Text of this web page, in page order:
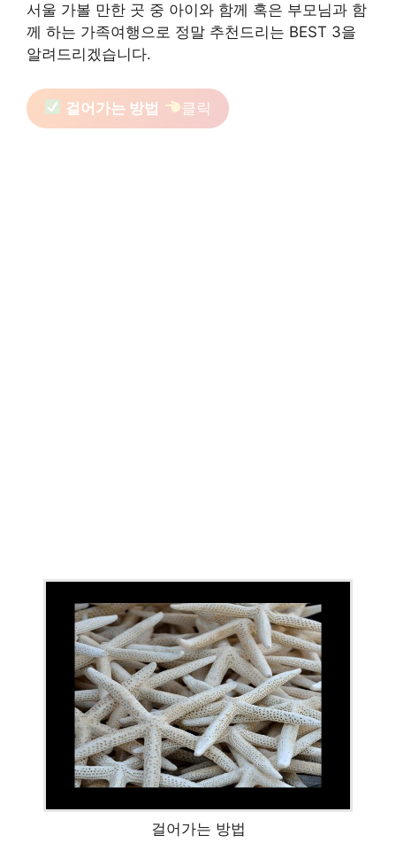
서울 가볼 만한 곳 중 아이와 함께 혹은 부모님과 함
께 하는 가족여행으로 정말 추천드리는 BEST 3을
알려드리겠습니다.
걸어가는 방법 클릭
걸어가는 방법